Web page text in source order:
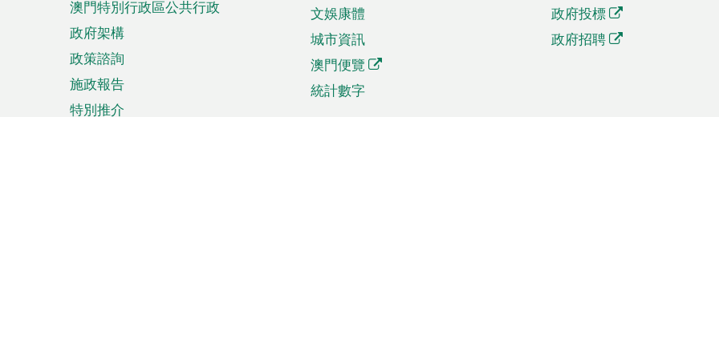
澳門特別行政區公共行政
政府架構
政策諮詢
施政報告
特別推介
文娛康體
城市資訊
澳門便覽
統計數字
政府投標
政府招聘